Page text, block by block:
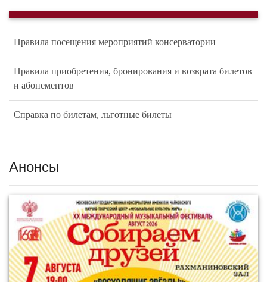
Правила посещения мероприятий консерватории
Правила приобретения, бронирования и возврата билетов
и абонементов
Справка по билетам, льготные билеты
Анонсы